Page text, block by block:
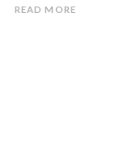
READ MORE